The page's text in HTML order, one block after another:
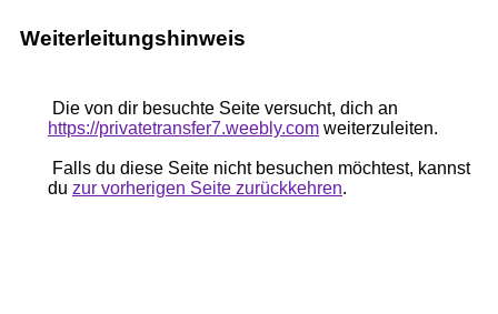
Weiterleitungshinweis
Die von dir besuchte Seite versucht, dich an
https://privatetransfer7.weebly.com weiterzuleiten.
Falls du diese Seite nicht besuchen möchtest, kannst
du zur vorherigen Seite zurückkehren.